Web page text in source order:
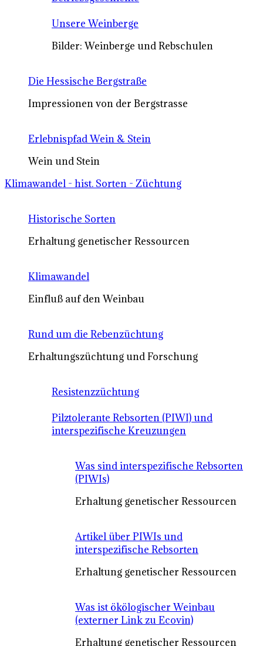
Unsere Weinberge
Bilder: Weinberge und Rebschulen
Die Hessische Bergstraße
Impressionen von der Bergstrasse
Erlebnispfad Wein & Stein
Wein und Stein
Klimawandel - hist. Sorten - Züchtung
Historische Sorten
Erhaltung genetischer Ressourcen
Klimawandel
Einfluß auf den Weinbau
Rund um die Rebenzüchtung
Erhaltungszüchtung und Forschung
Resistenzzüchtung
Pilztolerante Rebsorten (PIWI) und
interspezifische Kreuzungen
Was sind interspezifische Rebsorten
(PIWIs)
Erhaltung genetischer Ressourcen
Artikel über PIWIs und
interspezifische Rebsorten
Erhaltung genetischer Ressourcen
Was ist ökölogischer Weinbau
(externer Link zu Ecovin)
Erhaltung genetischer Ressourcen